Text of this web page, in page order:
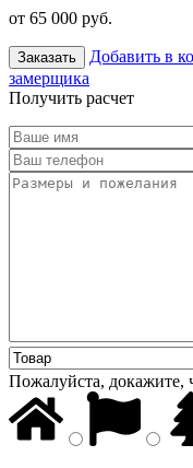
от 65 000 руб.
Заказать Добавить в
замерщика
Получить расчет
Пожалуйста, докажите,